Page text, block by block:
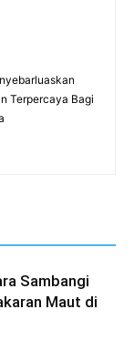
Terpercaya Bagi
Sambangi
Maut di